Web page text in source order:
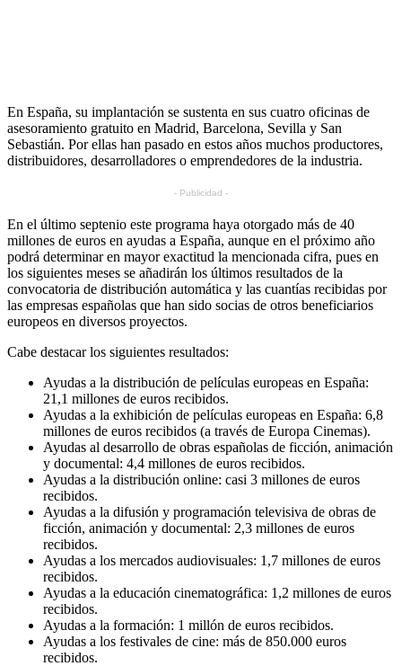
En España, su implantación se sustenta en sus cuatro oficinas de
asesoramiento gratuito en Madrid, Barcelona, Sevilla y San
Sebastián. Por ellas han pasado en estos años muchos productores,
distribuidores, desarrolladores o emprendedores de la industria.
- Publicidad -
En el último septenio este programa haya otorgado más de 40
millones de euros en ayudas a España, aunque en el próximo año
podrá determinar en mayor exactitud la mencionada cifra, pues en
los siguientes meses se añadirán los últimos resultados de la
convocatoria de distribución automática y las cuantías recibidas por
las empresas españolas que han sido socias de otros beneficiarios
europeos en diversos proyectos.
Cabe destacar los siguientes resultados:
Ayudas a la distribución de películas europeas en España:
21,1 millones de euros recibidos.
Ayudas a la exhibición de películas europeas en España: 6,8
millones de euros recibidos (a través de Europa Cinemas).
Ayudas al desarrollo de obras españolas de ficción, animación
y documental: 4,4 millones de euros recibidos.
Ayudas a la distribución online: casi 3 millones de euros
recibidos.
Ayudas a la difusión y programación televisiva de obras de
ficción, animación y documental: 2,3 millones de euros
recibidos.
Ayudas a los mercados audiovisuales: 1,7 millones de euros
recibidos.
Ayudas a la educación cinematográfica: 1,2 millones de euros
recibidos.
Ayudas a la formación: 1 millón de euros recibidos.
Ayudas a los festivales de cine: más de 850.000 euros
recibidos.